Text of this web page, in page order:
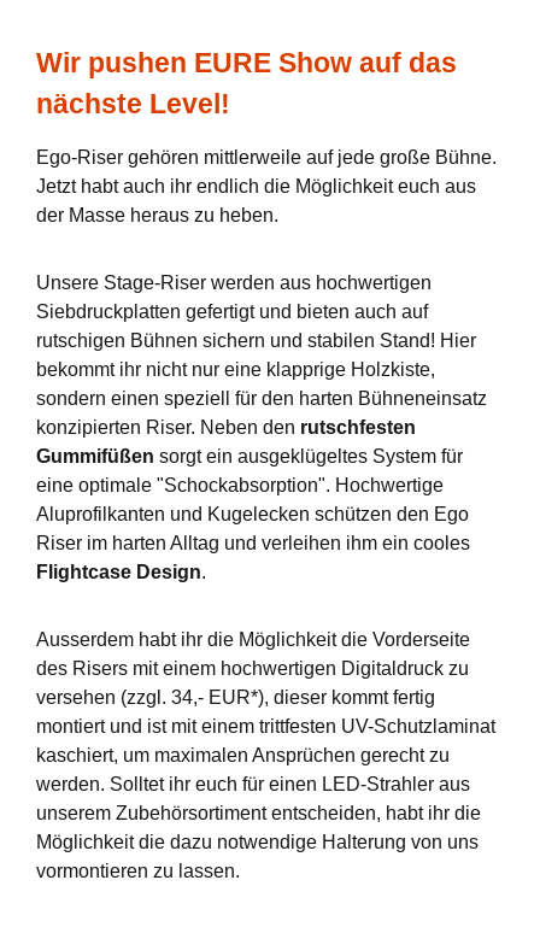
Wir pushen EURE Show auf das
nächste Level!
Ego-Riser gehören mittlerweile auf jede große Bühne.
Jetzt habt auch ihr endlich die Möglichkeit euch aus
der Masse heraus zu heben.
Unsere Stage-Riser werden aus hochwertigen
Siebdruckplatten gefertigt und bieten auch auf
rutschigen Bühnen sichern und stabilen Stand! Hier
bekommt ihr nicht nur eine klapprige Holzkiste,
sondern einen speziell für den harten Bühneneinsatz
konzipierten Riser. Neben den rutschfesten
Gummifüßen sorgt ein ausgeklügeltes System für
eine optimale "Schockabsorption". Hochwertige
Aluprofilkanten und Kugelecken schützen den Ego
Riser im harten Alltag und verleihen ihm ein cooles
Flightcase Design.
Ausserdem habt ihr die Möglichkeit die Vorderseite
des Risers mit einem hochwertigen Digitaldruck zu
versehen (zzgl. 34,- EUR*), dieser kommt fertig
montiert und ist mit einem trittfesten UV-Schutzlaminat
kaschiert, um maximalen Ansprüchen gerecht zu
werden. Solltet ihr euch für einen LED-Strahler aus
unserem Zubehörsortiment entscheiden, habt ihr die
Möglichkeit die dazu notwendige Halterung von uns
vormontieren zu lassen.